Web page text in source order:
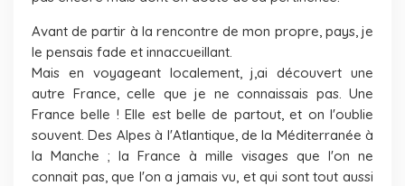
Avant de partir à la rencontre de mon propre, pays, je
le pensais fade et innaccueillant.
Mais en voyageant localement, j,ai découvert une
autre France, celle que je ne connaissais pas. Une
France belle ! Elle est belle de partout, et on l'oublie
souvent. Des Alpes à l'Atlantique, de la Méditerranée à
la Manche ; la France à mille visages que l'on ne
connait pas, que l'on a jamais vu, et qui sont tout aussi